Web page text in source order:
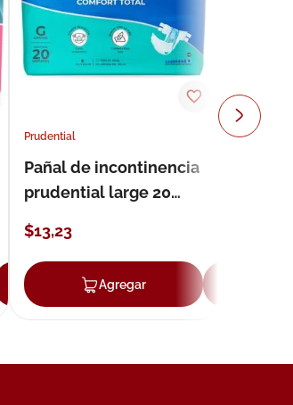
Agregar
Prudential
Pañal de incontinencia
prudential large 20
$13,23
Agregar